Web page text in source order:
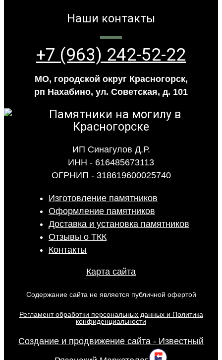
Наши контакты
+7 (963) 242-52-22
МО, городской округ Красногорск,
рп Нахабино, ул. Советская, д. 101
ИП Синагулов Д.Р.
ИНН - 616485673113
ОГРНИП - 318619600025740
Изготовление памятников
Оформление памятников
Доставка и установка памятников
Отзывы о ТКК
Контакты
Карта сайта
Содержание сайта не является публичной офертой
Регламент обработки персональных данных и Политика
конфиденциальности
Создание и продвижение сайта - Известный